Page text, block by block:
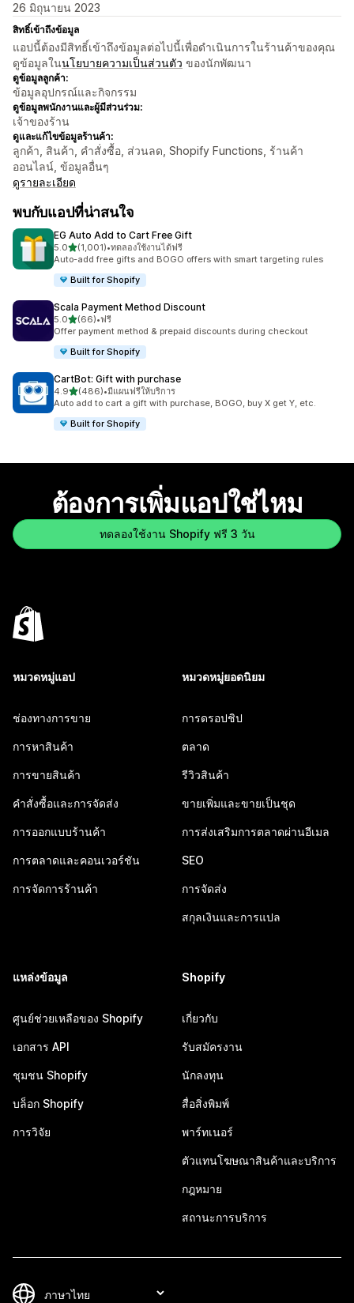
26 มิถุนายน 2023
สิทธิ์เข้าถึงข้อมูล
แอปนี้ต้องมีสิทธิ์เข้าถึงข้อมูลต่อไปนี้เพื่อดำเนินการในร้านค้าของคุณ
ดูข้อมูลในนโยบายความเป็นส่วนตัว ของนักพัฒนา
ดูข้อมูลลูกค้า:
ข้อมูลอุปกรณ์และกิจกรรม
ดูข้อมูลพนักงานและผู้มีส่วนร่วม:
เจ้าของร้าน
ดูและแก้ไขข้อมูลร้านค้า:
ลูกค้า, สินค้า, คำสั่งซื้อ, ส่วนลด, Shopify Functions, ร้านค้า
ออนไลน์, ข้อมูลอื่นๆ
ดูรายละเอียด
พบกับแอปที่น่าสนใจ
EG Auto Add to Cart Free Gift
5.0เต็ม 5 ดาว
(1,001)
ทั้งหมด 1001 รีวิว
•ทดลองใช้งานได้ฟรี
Auto-add free gifts and BOGO offers with smart targeting rules
Built for Shopify
Scala Payment Method Discount
5.0เต็ม 5 ดาว
(66)
ทั้งหมด 66 รีวิว
•ฟรี
Offer payment method & prepaid discounts during checkout
Built for Shopify
CartBot: Gift with purchase
4.9เต็ม 5 ดาว
(486)
ทั้งหมด 486 รีวิว
•มีแผนฟรีให้บริการ
Auto add to cart a gift with purchase, BOGO, buy X get Y, etc.
Built for Shopify
ต้องการเพิ่มแอปใช่ไหม
ทดลองใช้งาน Shopify ฟรี 3 วัน
หมวดหมู่แอป
ช่องทางการขาย
การหาสินค้า
การขายสินค้า
คำสั่งซื้อและการจัดส่ง
การออกแบบร้านค้า
การตลาดและคอนเวอร์ชัน
การจัดการร้านค้า
หมวดหมู่ยอดนิยม
การดรอปชิป
ตลาด
รีวิวสินค้า
ขายเพิ่มและขายเป็นชุด
การส่งเสริมการตลาดผ่านอีเมล
SEO
การจัดส่ง
สกุลเงินและการแปล
แหล่งข้อมูล
ศูนย์ช่วยเหลือของ Shopify
เอกสาร API
ชุมชน Shopify
บล็อก Shopify
การวิจัย
Shopify
เกี่ยวกับ
รับสมัครงาน
นักลงทุน
สื่อสิ่งพิมพ์
พาร์ทเนอร์
ตัวแทนโฆษณาสินค้าและบริการ
กฎหมาย
สถานะการบริการ